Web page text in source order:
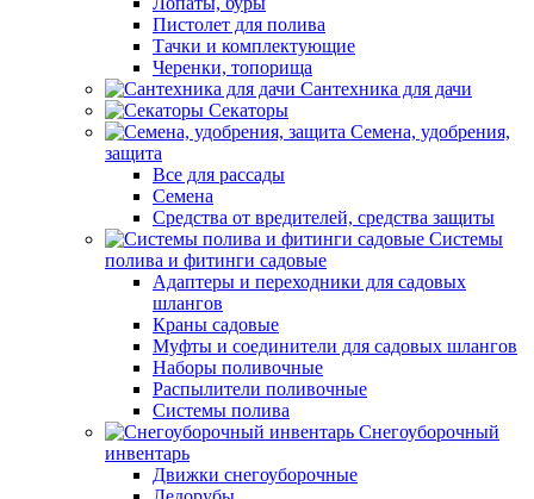
Пистолет для полива
Тачки и комплектующие
Черенки, топорища
Сантехника для дачи
Секаторы
Семена, удобрения,
защита
Все для рассады
Семена
Средства от вредителей, средства защиты
Системы
полива и фитинги садовые
Адаптеры и переходники для садовых
шлангов
Краны садовые
Муфты и соединители для садовых шлангов
Наборы поливочные
Распылители поливочные
Системы полива
Снегоуборочный
инвентарь
Движки снегоуборочные